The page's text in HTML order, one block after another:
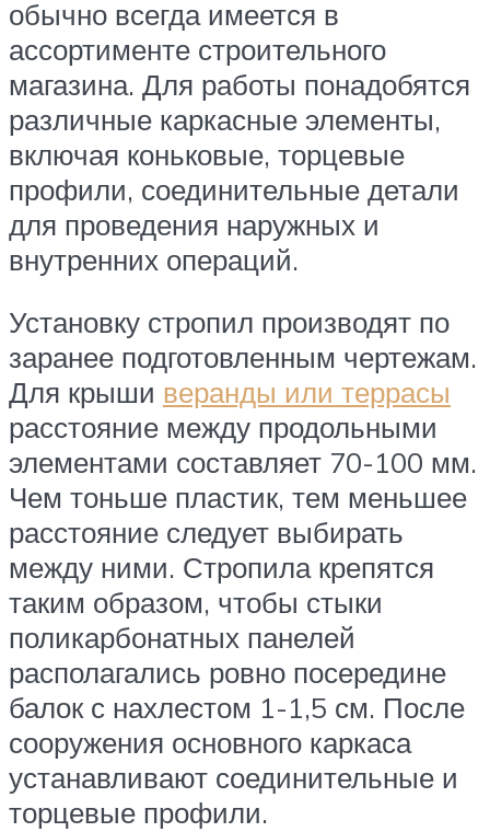
обычно всегда имеется в
ассортименте строительного
магазина. Для работы понадобятся
различные каркасные элементы,
включая коньковые, торцевые
профили, соединительные детали
для проведения наружных и
внутренних операций.
Установку стропил производят по
заранее подготовленным чертежам.
Для крыши веранды или террасы
расстояние между продольными
элементами составляет 70-100 мм.
Чем тоньше пластик, тем меньшее
расстояние следует выбирать
между ними. Стропила крепятся
таким образом, чтобы стыки
поликарбонатных панелей
располагались ровно посередине
балок с нахлестом 1-1,5 см. После
сооружения основного каркаса
устанавливают соединительные и
торцевые профили.